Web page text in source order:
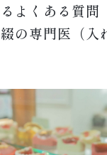
よくある質
の専門医（入